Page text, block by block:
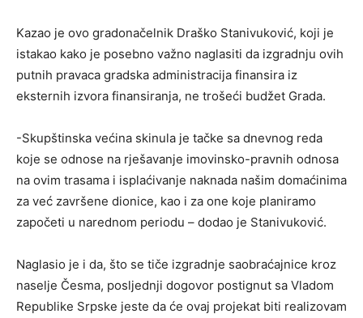
Kazao je ovo gradonačelnik Draško Stanivuković, koji je
istakao kako je posebno važno naglasiti da izgradnju ovih
putnih pravaca gradska administracija finansira iz
eksternih izvora finansiranja, ne trošeći budžet Grada.
-Skupštinska većina skinula je tačke sa dnevnog reda
koje se odnose na rješavanje imovinsko-pravnih odnosa
na ovim trasama i isplaćivanje naknada našim domaćinima
za već završene dionice, kao i za one koje planiramo
započeti u narednom periodu – dodao je Stanivuković.
Naglasio je i da, što se tiče izgradnje saobraćajnice kroz
naselje Česma, posljednji dogovor postignut sa Vladom
Republike Srpske jeste da će ovaj projekat biti realizovam